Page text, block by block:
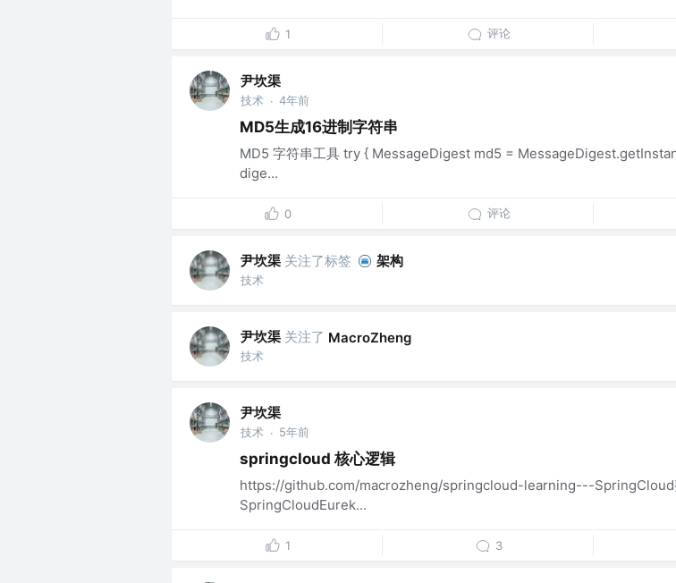
1 评论
尹坎渠
技术 · 4年前
MD5生成16进制字符串
MD5 字符串工具 try { MessageDigest md5 =
dige...
0 评论
尹坎渠 关注了标签 架构
技术
尹坎渠 关注了 MacroZheng
技术
尹坎渠
技术 · 5年前
springcloud 核心逻辑
https://github.com/macrozheng/springcloud-learning---SpringCloud
SpringCloudEurek...
1 3